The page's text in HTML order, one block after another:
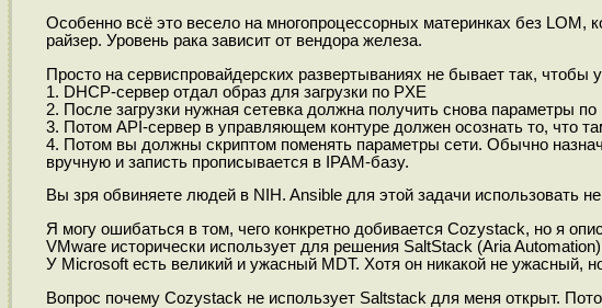
Особенно всё это весело на многопроцессорных материнках без LOM,
райзер. Уровень рака зависит от вендора железа.
Просто на сервиспровайдерских развертываниях не бывает так, чтобы
1. DHCP-сервер отдал образ для загрузки по PXE
2. После загрузки нужная сетевка должна получить снова параметры
3. Потом API-сервер в управляющем контуре должен осознать то, что
4. Потом вы должны скриптом поменять параметры сети. Обычно
вручную и записть прописывается в IPAM-базу.
Вы зря обвиняете людей в NIH. Ansible для этой задачи использовать
Я могу ошибаться в том, чего конкретно добивается Cozystack, но я
VMware исторически использует для решения SaltStack (Aria Automation)
У Microsoft есть великий и ужасный MDT. Хотя он никакой не ужасный,
Вопрос почему Cozystack не использует Saltstack для меня открыт.